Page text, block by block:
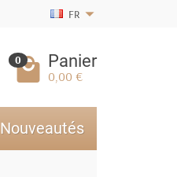
FR
0 Panier
0,00 €
Nouveautés